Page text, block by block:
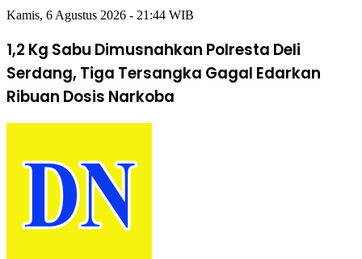
Kamis, 6 Agustus 2026 - 21:44 WIB
1,2 Kg Sabu Dimusnahkan Polresta Deli
Serdang, Tiga Tersangka Gagal Edarkan
Ribuan Dosis Narkoba